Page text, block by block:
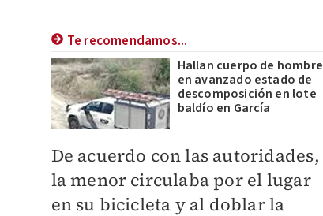
Te recomendamos...
Hallan cuerpo de hombre
en avanzado estado de
descomposición en lote
baldío en García
De acuerdo con las autoridades,
la menor circulaba por el lugar
en su bicicleta y al doblar la